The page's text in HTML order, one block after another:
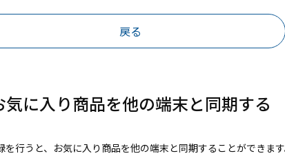
戻る
気に入り商品を他の端末と同期する
を行うと、お気に入り商品を他の端末と同期することができま